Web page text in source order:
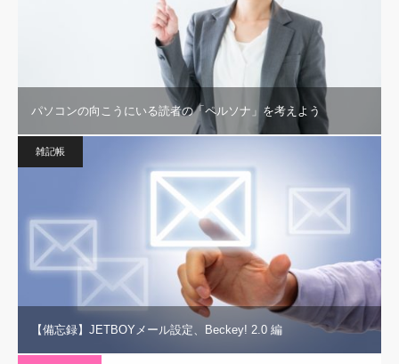
パソコンの向こうにいる読者の「ペルソナ」を考えよう
雑記帳
【備忘録】JETBOYメール設定、Beckey! 2.0 編